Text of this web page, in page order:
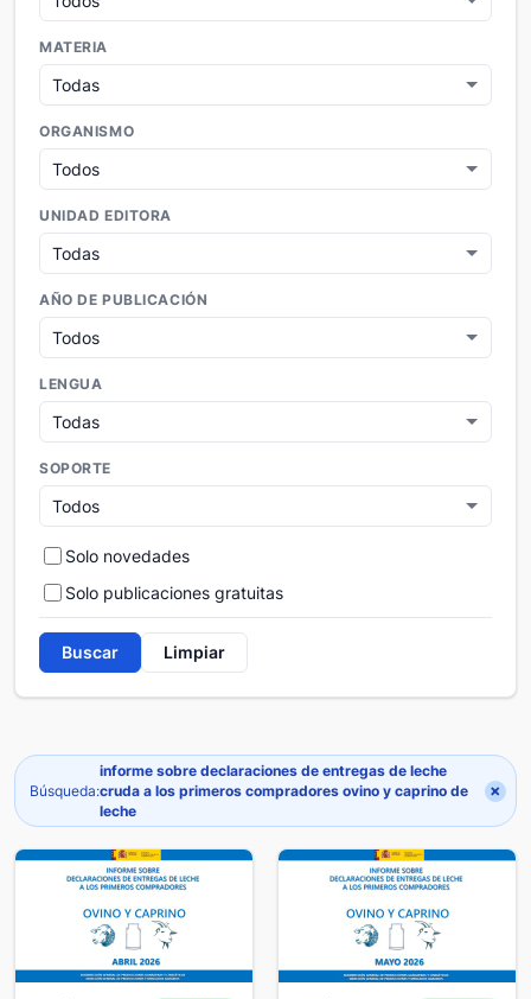
MATERIA
ORGANISMO
UNIDAD EDITORA
AÑO DE PUBLICACIÓN
LENGUA
SOPORTE
Solo novedades
Solo publicaciones gratuitas
Buscar Limpiar
Búsqueda:
informe sobre declaraciones de entregas de leche
cruda a los primeros compradores ovino y caprino de
leche
×